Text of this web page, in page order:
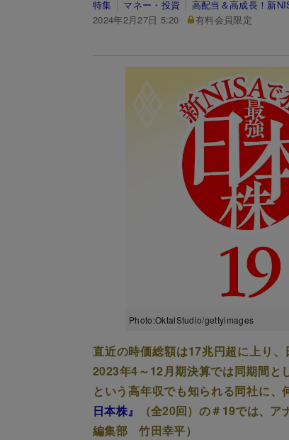
特集 マネー・投資
高配当＆高成長！新
2024年2月27日 5:20
有料会員限定
Photo:OktalStudio/gettyimages
直近の時価総額は17兆円超に上り
2023年4～12月期決算では同期間と
という高年収でも知られる同社に
日本株』
（全20回）の＃19では、
編集部 竹田幸平）